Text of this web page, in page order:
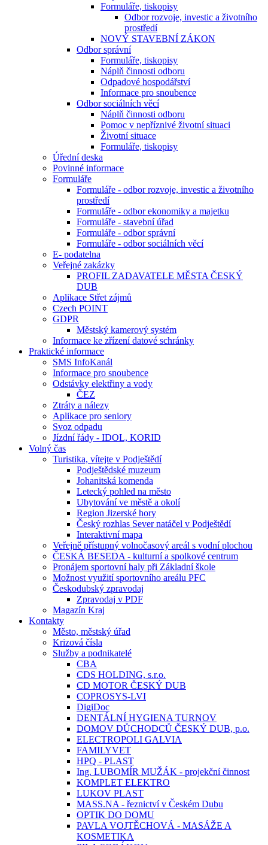
Formuláře, tiskopisy
Odbor rozvoje, investic a životního
prostředí
NOVÝ STAVEBNÍ ZÁKON
Odbor správní
Formuláře, tiskopisy
Náplň činnosti odboru
Odpadové hospodářství
Informace pro snoubence
Odbor sociálních věcí
Náplň činnosti odboru
Pomoc v nepříznivé životní situaci
Životní situace
Formuláře, tiskopisy
Úřední deska
Povinné informace
Formuláře
Formuláře - odbor rozvoje, investic a životního
prostředí
Formuláře - odbor ekonomiky a majetku
Formuláře - stavební úřad
Formuláře - odbor správní
Formuláře - odbor sociálních věcí
E- podatelna
Veřejné zakázky
PROFIL ZADAVATELE MĚSTA ČESKÝ
DUB
Aplikace Střet zájmů
Czech POINT
GDPR
Městský kamerový systém
Informace ke zřízení datové schránky
Praktické informace
SMS InfoKanál
Informace pro snoubence
Odstávky elektřiny a vody
ČEZ
Ztráty a nálezy
Aplikace pro seniory
Svoz odpadu
Jízdní řády - IDOL, KORID
Volný čas
Turistika, vítejte v Podještědí
Podještědské muzeum
Johanitská komenda
Letecký pohled na město
Ubytování ve městě a okolí
Region Jizerské hory
Český rozhlas Sever natáčel v Podještědí
Interaktivní mapa
Veřejně přístupný volnočasový areál s vodní plochou
ČESKÁ BESEDA - kulturní a spolkové centrum
Pronájem sportovní haly při Základní škole
Možnost využití sportovního areálu PFC
Českodubský zpravodaj
Zpravodaj v PDF
Magazín Kraj
Kontakty
Město, městský úřad
Krizová čísla
Služby a podnikatelé
CBA
CDS HOLDING, s.r.o.
CD MOTOR ČESKÝ DUB
COPROSYS-LVI
DigiDoc
DENTÁLNÍ HYGIENA TURNOV
DOMOV DŮCHODCŮ ČESKÝ DUB, p.o.
ELECTROPOLI GALVIA
FAMILYVET
HPQ - PLAST
Ing. LUBOMÍR MUŽÁK - projekční činnost
KOMPLET ELEKTRO
LUKOV PLAST
MASS.NA - řeznictví v Českém Dubu
OPTIK DO DOMU
PAVLA VOJTĚCHOVÁ - MASÁŽE A
KOSMETIKA